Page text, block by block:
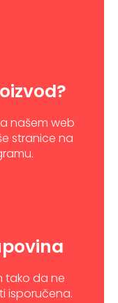
našem web
stranice na
tako da ne
isporučena.